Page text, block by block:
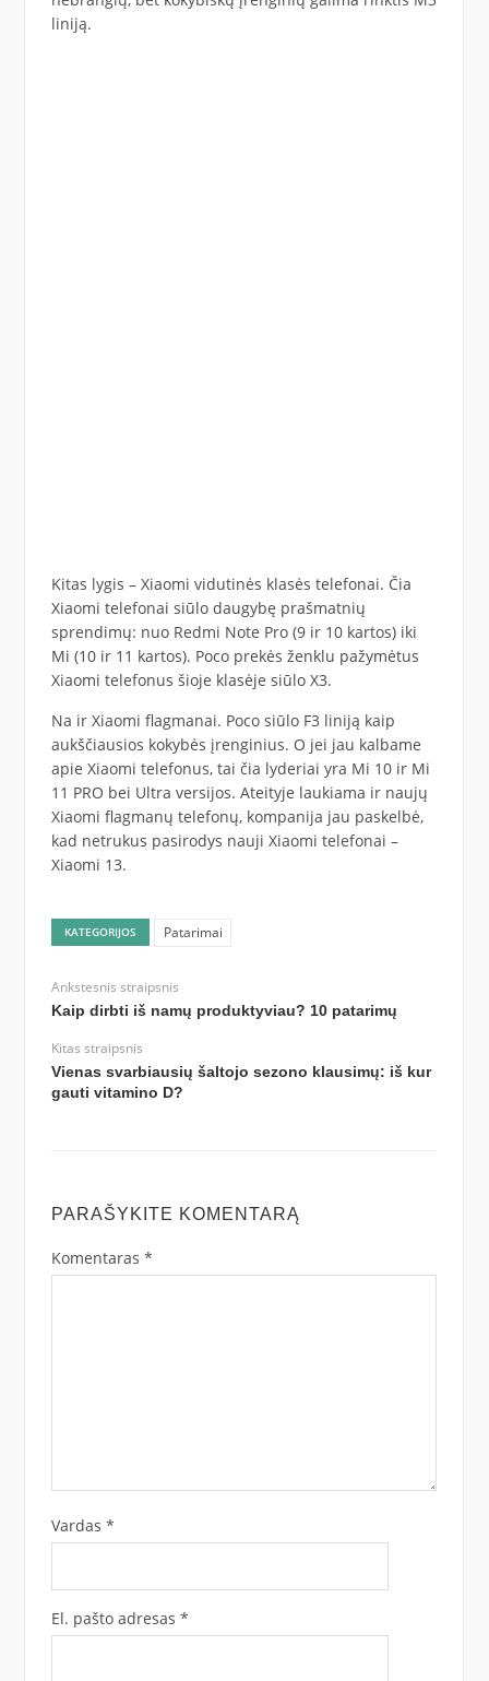
liniją.
Kitas lygis – Xiaomi vidutinės klasės telefonai. Čia
Xiaomi telefonai siūlo daugybę prašmatnių
sprendimų: nuo Redmi Note Pro (9 ir 10 kartos) iki
Mi (10 ir 11 kartos). Poco prekės ženklu pažymėtus
Xiaomi telefonus šioje klasėje siūlo X3.
Na ir Xiaomi flagmanai. Poco siūlo F3 liniją kaip
aukščiausios kokybės įrenginius. O jei jau kalbame
apie Xiaomi telefonus, tai čia lyderiai yra Mi 10 ir Mi
11 PRO bei Ultra versijos. Ateityje laukiama ir naujų
Xiaomi flagmanų telefonų, kompanija jau paskelbė,
kad netrukus pasirodys nauji Xiaomi telefonai –
Xiaomi 13.
KATEGORIJOS Patarimai
Ankstesnis straipsnis
Kaip dirbti iš namų produktyviau? 10 patarimų
Kitas straipsnis
Vienas svarbiausių šaltojo sezono klausimų: iš kur
gauti vitamino D?
PARAŠYKITE KOMENTARĄ
Komentaras *
Vardas *
El. pašto adresas *